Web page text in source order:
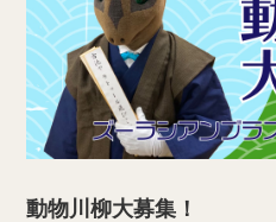
動物川柳大募集！